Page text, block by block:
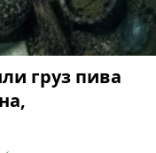
груз пива